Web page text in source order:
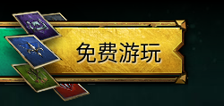
免费游玩